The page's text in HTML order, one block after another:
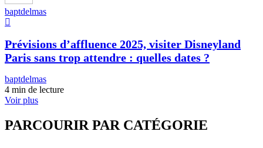
baptdelmas
Prévisions d’affluence 2025, visiter Disneyland
Paris sans trop attendre : quelles dates ?
baptdelmas
4 min de lecture
Voir plus
PARCOURIR PAR CATÉGORIE